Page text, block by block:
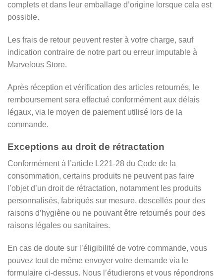
complets et dans leur emballage d’origine lorsque cela est
possible.
Les frais de retour peuvent rester à votre charge, sauf
indication contraire de notre part ou erreur imputable à
Marvelous Store.
Après réception et vérification des articles retournés, le
remboursement sera effectué conformément aux délais
légaux, via le moyen de paiement utilisé lors de la
commande.
Exceptions au droit de rétractation
Conformément à l’article L221-28 du Code de la
consommation, certains produits ne peuvent pas faire
l’objet d’un droit de rétractation, notamment les produits
personnalisés, fabriqués sur mesure, descellés pour des
raisons d’hygiène ou ne pouvant être retournés pour des
raisons légales ou sanitaires.
En cas de doute sur l’éligibilité de votre commande, vous
pouvez tout de même envoyer votre demande via le
formulaire ci-dessus. Nous l’étudierons et vous répondrons